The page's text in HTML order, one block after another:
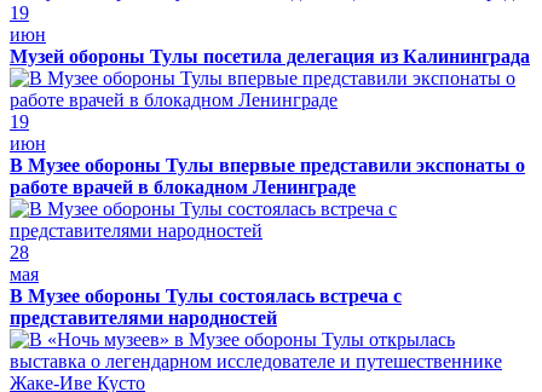
19
июн
Музей обороны Тулы посетила делегация из Калининграда
19
июн
В Музее обороны Тулы впервые представили экспонаты о
работе врачей в блокадном Ленинграде
28
мая
В Музее обороны Тулы состоялась встреча с
представителями народностей